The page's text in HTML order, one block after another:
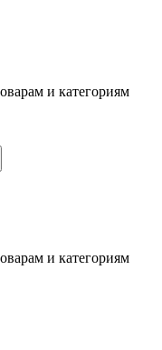
и категориям
и категориям